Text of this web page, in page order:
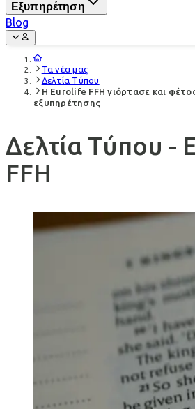
Εξυπηρέτηση
Blog
Τα νέα μας
Δελτία Τύπου
Η Eurolife FFH γιόρτασε και
εξυπηρέτησης
Δελτία Τύπου -
FFH